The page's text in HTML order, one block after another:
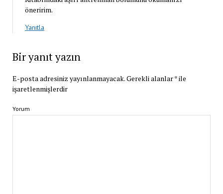
öneririm.
Yanıtla
Bir yanıt yazın
E-posta adresiniz yayınlanmayacak.Gerekli alanlar*ile
işaretlenmişlerdir
Yorum